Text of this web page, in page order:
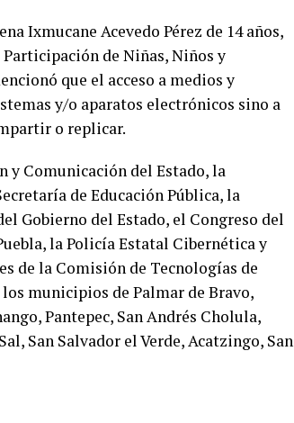
Ixmucane Acevedo Pérez de 14 años,
de Niñas, Niños y
que el acceso a medios y
y/o aparatos electrónicos sino a
o replicar.
y Comunicación del Estado, la
de Educación Pública, la
Gobierno del Estado, el Congreso del
la Policía Estatal Cibernética y
de la Comisión de Tecnologías de
municipios de Palmar de Bravo,
Pantepec, San Andrés Cholula,
San Salvador el Verde, Acatzingo, San